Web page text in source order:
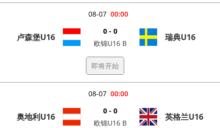
00:00
08-07
卢森堡U16
0 - 0
欧锦U16 B
瑞典U16
即将开始
00:00
08-07
奥地利U16
0 - 0
欧锦U16 B
英格兰U16